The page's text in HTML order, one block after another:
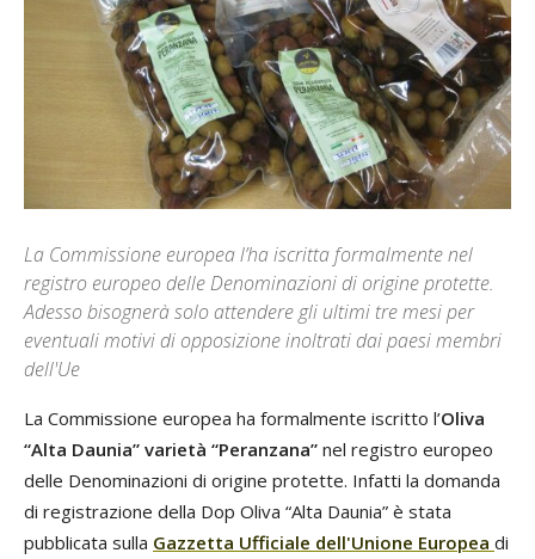
La Commissione europea l’ha iscritta formalmente nel
registro europeo delle Denominazioni di origine protette.
Adesso bisognerà solo attendere gli ultimi tre mesi per
eventuali motivi di opposizione inoltrati dai paesi membri
dell'Ue
La Commissione europea ha formalmente iscritto l’Oliva
“Alta Daunia” varietà “Peranzana” nel registro europeo
delle Denominazioni di origine protette. Infatti la domanda
di registrazione della Dop Oliva “Alta Daunia” è stata
pubblicata sulla Gazzetta Ufficiale dell'Unione Europea di